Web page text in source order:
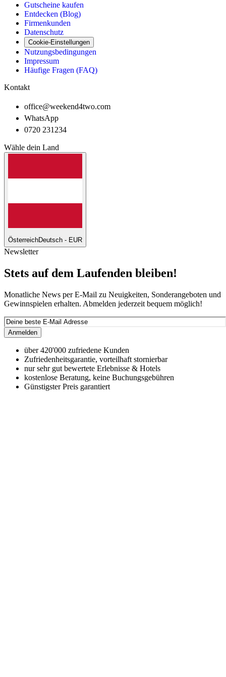
Gutscheine kaufen
Entdecken (Blog)
Firmenkunden
Datenschutz
Cookie-Einstellungen
Nutzungsbedingungen
Impressum
Häufige Fragen (FAQ)
Kontakt
office@weekend4two.com
WhatsApp
0720 231234
Wähle dein Land
ÖsterreichDeutsch - EUR
Newsletter
Stets auf dem Laufenden bleiben!
Monatliche News per E-Mail zu Neuigkeiten, Sonderangeboten und
Gewinnspielen erhalten. Abmelden jederzeit bequem möglich!
Anmelden
über 420'000 zufriedene Kunden
Zufriedenheitsgarantie, vorteilhaft stornierbar
nur sehr gut bewertete Erlebnisse & Hotels
kostenlose Beratung, keine Buchungsgebühren
Günstigster Preis garantiert